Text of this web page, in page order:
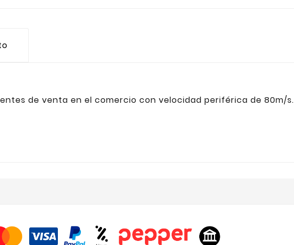
de venta en el comercio con velocidad periférica de 80m/s.